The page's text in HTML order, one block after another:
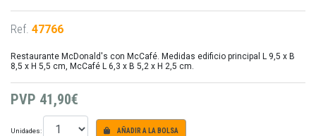
Ref. 47766
Restaurante McDonald's con McCafé. Medidas edificio principal L 9,5 x B
8,5 x H 5,5 cm, McCafé L 6,3 x B 5,2 x H 2,5 cm.
PVP 41,90€
Unidades: AÑADIR A LA BOLSA